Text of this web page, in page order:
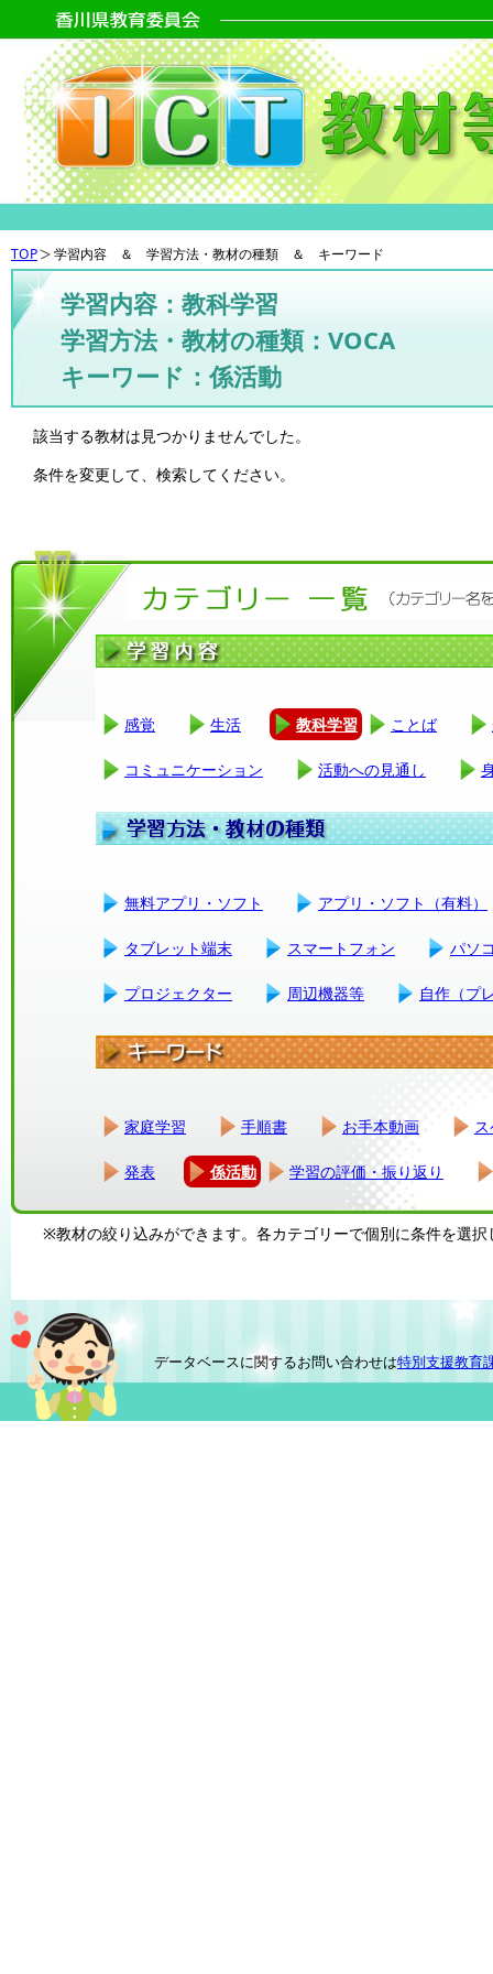
TOP 学習内容 ＆ 学習方法・教材の種類 ＆ キーワード
学習内容：教科学習
学習方法・教材の種類：VOCA
キーワード：係活動
該当する教材は見つかりませんでした。
条件を変更して、検索してください。
感覚 生活 教科学習 ことば
コミュニケーション 活動への見通し
無料アプリ・ソフト アプリ・ソフト（有料）
タブレット端末 スマートフォン パソ
プロジェクター 周辺機器等 自作（プ
家庭学習 手順書 お手本動画
発表 係活動 学習の評価・振り返り
※教材の絞り込みができます。各カテゴリーで個別に条件を選択
データベースに関するお問い合わせは特別支援教育